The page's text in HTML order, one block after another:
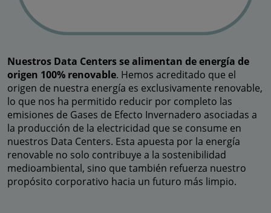
Nuestros Data Centers se alimentan de energía de
origen 100% renovable. Hemos acreditado que el
origen de nuestra energía es exclusivamente renovable,
lo que nos ha permitido reducir por completo las
emisiones de Gases de Efecto Invernadero asociadas a
la producción de la electricidad que se consume en
nuestros Data Centers. Esta apuesta por la energía
renovable no solo contribuye a la sostenibilidad
medioambiental, sino que también refuerza nuestro
propósito corporativo hacia un futuro más limpio.